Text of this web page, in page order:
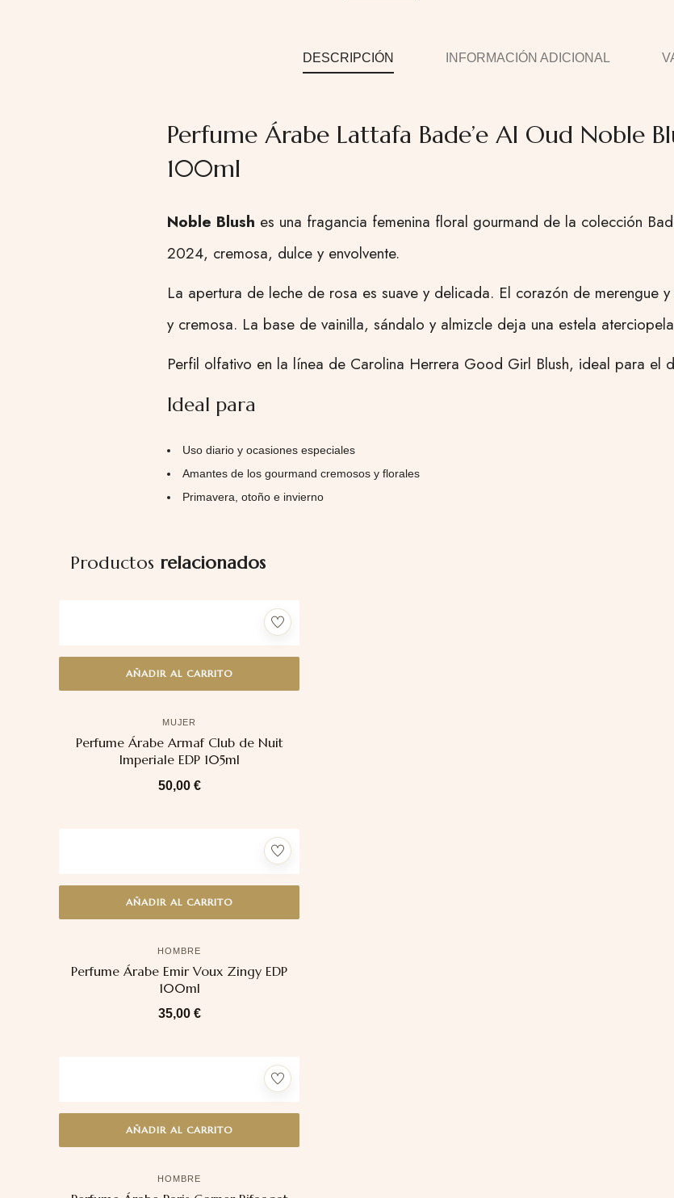
DESCRIPCIÓN INFORMACIÓN ADICIONAL
Perfume Árabe Lattafa Bade’e Al Oud Noble
100ml
Noble Blush es una fragancia femenina floral gourmand de la colección
2024, cremosa, dulce y envolvente.
La apertura de leche de rosa es suave y delicada. El corazón de merengue
y cremosa. La base de vainilla, sándalo y almizcle deja una estela
Perfil olfativo en la línea de Carolina Herrera Good Girl Blush, ideal para el
Ideal para
Uso diario y ocasiones especiales
Amantes de los gourmand cremosos y florales
Primavera, otoño e invierno
Productos relacionados
AÑADIR AL CARRITO
MUJER
Perfume Árabe Armaf Club de Nuit
Imperiale EDP 105ml
50,00 €
AÑADIR AL CARRITO
HOMBRE
Perfume Árabe Emir Voux Zingy EDP
100ml
35,00 €
AÑADIR AL CARRITO
HOMBRE